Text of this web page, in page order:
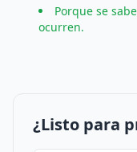
Porque se
ocurren.
¿Listo para